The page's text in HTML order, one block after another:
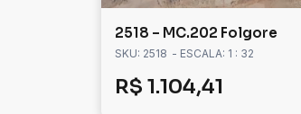
2518 – MC.202 Folgore
SKU: 2518 - ESCALA: 1 : 32
R$ 1.104,41